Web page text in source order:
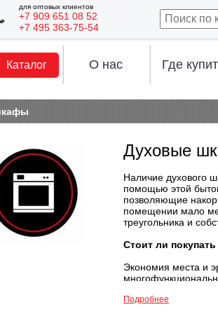
для оптовых клиентов
+7 909 651 08 52
+7 495 363-75-54
Каталог О нас Где
Духовые
Наличие духового
помощью этой
позволяющие
помещении мало
треугольника и
Стоит ли
Экономия места и
Грамотно
Подробнее